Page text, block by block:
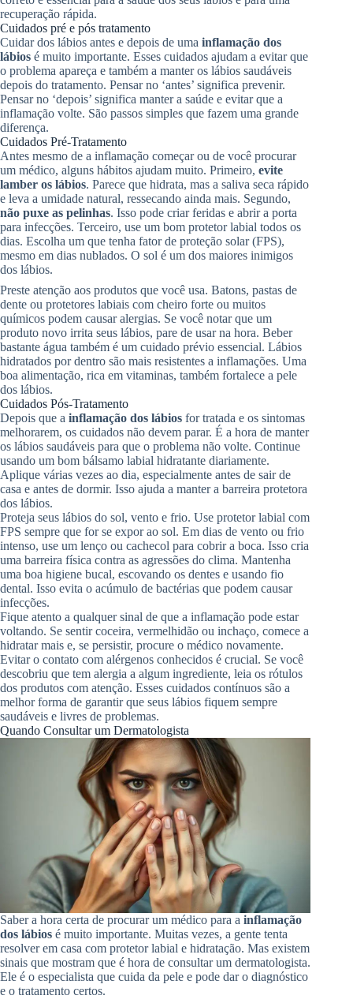
recuperação rápida.
Cuidados pré e pós tratamento
Cuidar dos lábios antes e depois de uma inflamação dos
lábios é muito importante. Esses cuidados ajudam a evitar que
o problema apareça e também a manter os lábios saudáveis
depois do tratamento. Pensar no ‘antes’ significa prevenir.
Pensar no ‘depois’ significa manter a saúde e evitar que a
inflamação volte. São passos simples que fazem uma grande
diferença.
Cuidados Pré-Tratamento
Antes mesmo de a inflamação começar ou de você procurar
um médico, alguns hábitos ajudam muito. Primeiro, evite
lamber os lábios. Parece que hidrata, mas a saliva seca rápido
e leva a umidade natural, ressecando ainda mais. Segundo,
não puxe as pelinhas. Isso pode criar feridas e abrir a porta
para infecções. Terceiro, use um bom protetor labial todos os
dias. Escolha um que tenha fator de proteção solar (FPS),
mesmo em dias nublados. O sol é um dos maiores inimigos
dos lábios.
Preste atenção aos produtos que você usa. Batons, pastas de
dente ou protetores labiais com cheiro forte ou muitos
químicos podem causar alergias. Se você notar que um
produto novo irrita seus lábios, pare de usar na hora. Beber
bastante água também é um cuidado prévio essencial. Lábios
hidratados por dentro são mais resistentes a inflamações. Uma
boa alimentação, rica em vitaminas, também fortalece a pele
dos lábios.
Cuidados Pós-Tratamento
Depois que a inflamação dos lábios for tratada e os sintomas
melhorarem, os cuidados não devem parar. É a hora de manter
os lábios saudáveis para que o problema não volte. Continue
usando um bom bálsamo labial hidratante diariamente.
Aplique várias vezes ao dia, especialmente antes de sair de
casa e antes de dormir. Isso ajuda a manter a barreira protetora
dos lábios.
Proteja seus lábios do sol, vento e frio. Use protetor labial com
FPS sempre que for se expor ao sol. Em dias de vento ou frio
intenso, use um lenço ou cachecol para cobrir a boca. Isso cria
uma barreira física contra as agressões do clima. Mantenha
uma boa higiene bucal, escovando os dentes e usando fio
dental. Isso evita o acúmulo de bactérias que podem causar
infecções.
Fique atento a qualquer sinal de que a inflamação pode estar
voltando. Se sentir coceira, vermelhidão ou inchaço, comece a
hidratar mais e, se persistir, procure o médico novamente.
Evitar o contato com alérgenos conhecidos é crucial. Se você
descobriu que tem alergia a algum ingrediente, leia os rótulos
dos produtos com atenção. Esses cuidados contínuos são a
melhor forma de garantir que seus lábios fiquem sempre
saudáveis e livres de problemas.
Quando Consultar um Dermatologista
Saber a hora certa de procurar um médico para a inflamação
dos lábios é muito importante. Muitas vezes, a gente tenta
resolver em casa com protetor labial e hidratação. Mas existem
sinais que mostram que é hora de consultar um dermatologista.
Ele é o especialista que cuida da pele e pode dar o diagnóstico
e o tratamento certos.